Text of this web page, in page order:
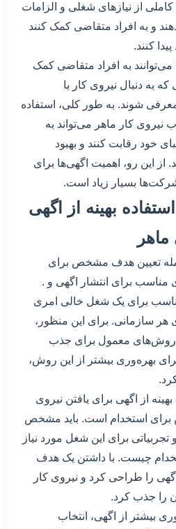
کاملی از نیازهای شغلی و الزامات
و به افراد متقاضی کمک کنند
کنند.
به افراد متقاضی کمک
به دنبال نیروی کار با
شوند. به طور کلی، استفاده
نیروی کار ماهر می‌تواند به
خود رقابت کنند و بهبود
از این رو، اهمیت اگهی‌ها برای
بسیار زیاد است.
بهینه از اگهی
تعیین هدف مشخص برای
مناسب برای انتشار اگهی و .
برای یک شغل خالی امری
سازمانی. برای این منظور،
روش‌های معمول برای جذب
بهره‌وری بیشتر از این روش،
از اگهی برای یافتن نیروی
استخدام است. باید مشخص
برای این شغل مورد نیاز
چیست. با داشتن یک هدف
را طراحی کرد و نیروی کار
را جذب کرد.
بیشتر از اگهی، انتخاب